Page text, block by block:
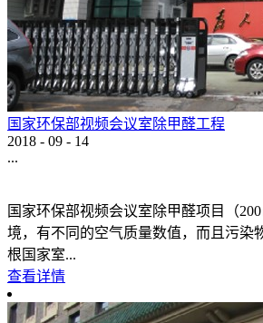
国家环保部视频会议室除甲醛工程
2018 - 09 - 14
...
国家环保部视频会议室除甲醛项目（
境，有不同的空气质量数值，而且污染
根国家室...
查看详情